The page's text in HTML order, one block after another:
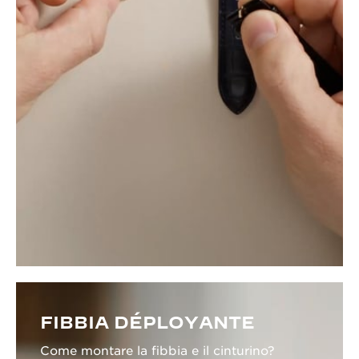
FIBBIA DÉPLOYANTE
Come montare la fibbia e il cinturino?